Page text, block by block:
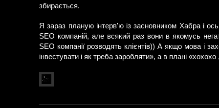
збирається.
Я зараз планую інтерв'ю із засновником Хабра і
SEO компаній, але всякий раз вони в якомусь
SEO компанії розводять клієнтів)) А якщо мова і
інвестувати і як треба заробляти», а в плані